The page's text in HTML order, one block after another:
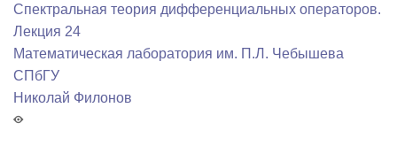
Спектральная теория дифференциальных операторов.
Лекция 24
Математичеcкая лаборатория им. П.Л. Чебышева
СПбГУ
Николай Филонов